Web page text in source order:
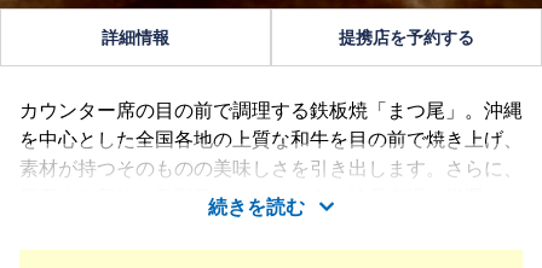
詳細情報 提携店を予約する
カウンター席の目の前で調理する鉄板焼「まつ尾」。沖縄
を中心とした全国各地の上質な和牛を目の前で焼き上げ、
素材が持つそのものの美味しさを引き出します。さらに、
用意する新鮮な島野菜は、シェフ自ら地元市場で厳選した
もの。それを、焼きや蒸しなどの多様な調理法で仕上げま
す。鮮魚は、近くの泊漁港から新鮮なものをご用意。こだ
続きを読む